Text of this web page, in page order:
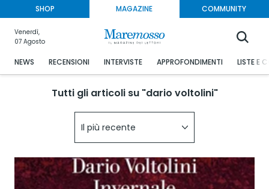
SHOP MAGAZINE COMMUNITY
Venerdì,
07 Agosto
NEWS RECENSIONI INTERVISTE APPROFONDIMENTI LISTE E
Tutti gli articoli su "dario voltolini"
Il più recente